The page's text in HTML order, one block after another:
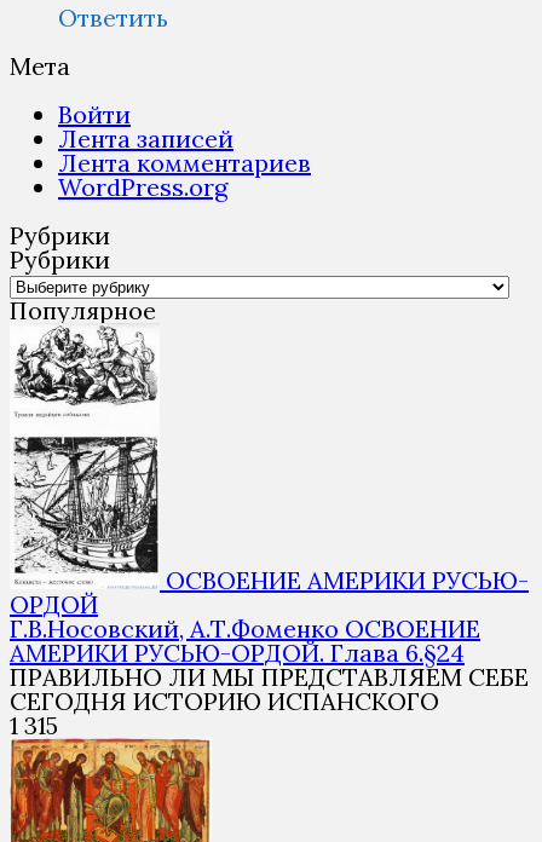
Ответить
Мета
Войти
Лента записей
Лента комментариев
WordPress.org
Рубрики
Рубрики
Популярное
ОСВОЕНИЕ АМЕРИКИ РУСЬЮ-
ОРДОЙ
Г.В.Носовский, А.Т.Фоменко ОСВОЕНИЕ
АМЕРИКИ РУСЬЮ-ОРДОЙ. Глава 6.§24
ПРАВИЛЬНО ЛИ МЫ ПРЕДСТАВЛЯЕМ СЕБЕ
СЕГОДНЯ ИСТОРИЮ ИСПАНСКОГО
1 315